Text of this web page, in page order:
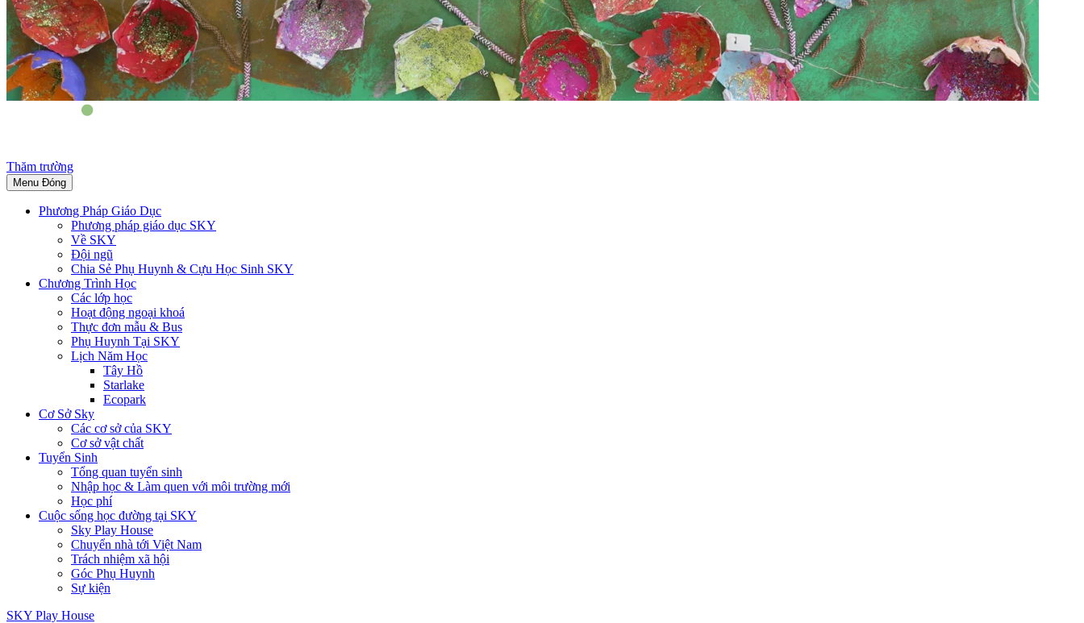
Thăm trường
Menu Đóng
Phương Pháp Giáo Dục
Phương pháp giáo dục SKY
Về SKY
Đội ngũ
Chia Sẻ Phụ Huynh & Cựu Học Sinh SKY
Chương Trình Học
Các lớp học
Hoạt động ngoại khoá
Thực đơn mẫu & Bus
Phụ Huynh Tại SKY
Lịch Năm Học
Tây Hồ
Starlake
Ecopark
Cơ Sở Sky
Các cơ sở của SKY
Cơ sở vật chất
Tuyển Sinh
Tổng quan tuyển sinh
Nhập học & Làm quen với môi trường mới
Học phí
Cuộc sống học đường tại SKY
Sky Play House
Chuyển nhà tới Việt Nam
Trách nhiệm xã hội
Góc Phụ Huynh
Sự kiện
SKY Play House